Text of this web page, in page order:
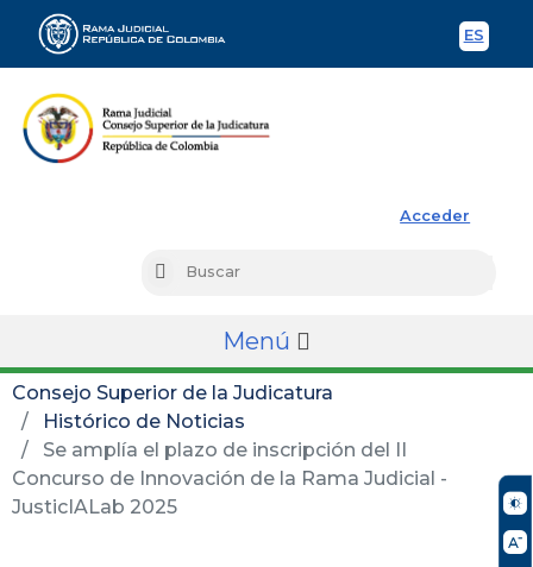
ES
Acceder
Buscar
Menú
Consejo Superior de la Judicatura
Histórico de Noticias
Se amplía el plazo de inscripción del II
Concurso de Innovación de la Rama Judicial -
JusticIALab 2025